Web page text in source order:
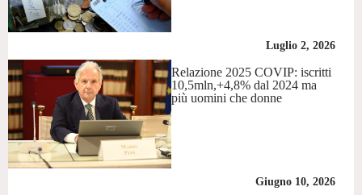
Luglio 2, 2026
Relazione 2025 COVIP: iscritti
10,5mln,+4,8% dal 2024 ma
più uomini che donne
Giugno 10, 2026